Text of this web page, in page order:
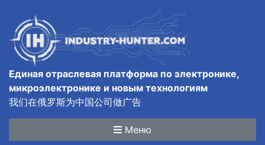
Единая отраслевая платформа по электронике,
микроэлектронике и новым технологиям
我们在俄罗斯为中国公司做广告
Меню